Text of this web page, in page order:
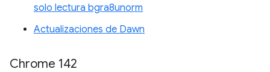
solo lectura bgra8unorm
Actualizaciones de Dawn
Chrome 142